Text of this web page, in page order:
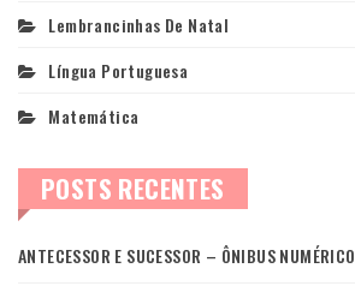
Lembrancinhas De Natal
Língua Portuguesa
Matemática
POSTS RECENTES
ANTECESSOR E SUCESSOR – ÔNIBUS NUMÉRICO